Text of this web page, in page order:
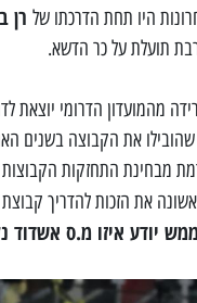
רן
תועלת על כר הדשא.
מהמועדון הדרומי יוצאת
את הקבוצה בשנים
מבחינת התחזקות
את הזכות להדריך קבוצת
יודע איזו מ.ס אשדוד